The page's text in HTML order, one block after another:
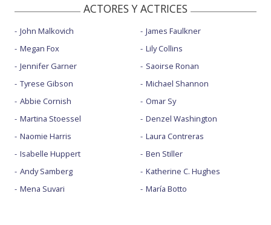
ACTORES Y ACTRICES
John Malkovich
Megan Fox
Jennifer Garner
Tyrese Gibson
Abbie Cornish
Martina Stoessel
Naomie Harris
Isabelle Huppert
Andy Samberg
Mena Suvari
James Faulkner
Lily Collins
Saoirse Ronan
Michael Shannon
Omar Sy
Denzel Washington
Laura Contreras
Ben Stiller
Katherine C. Hughes
María Botto